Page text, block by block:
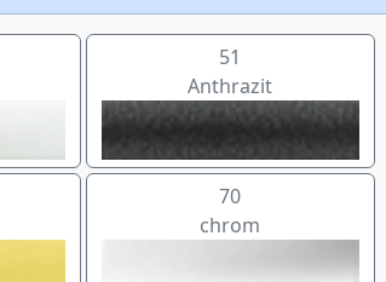
51
Anthrazit
70
chrom